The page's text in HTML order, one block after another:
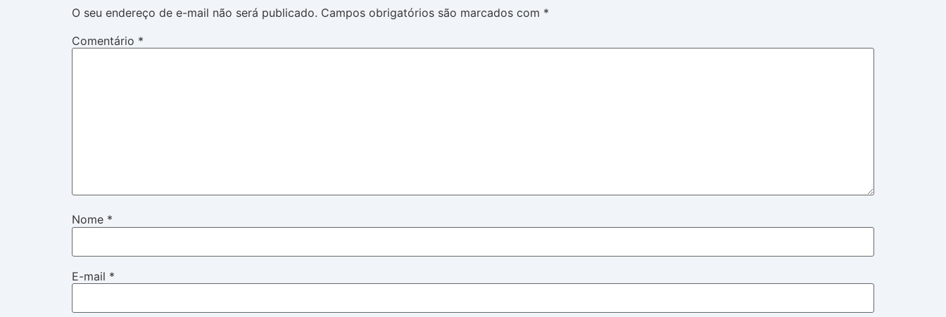
O seu endereço de e-mail não será publicado. Campos obrigatórios são marcados com *
Comentário *
Nome *
E-mail *